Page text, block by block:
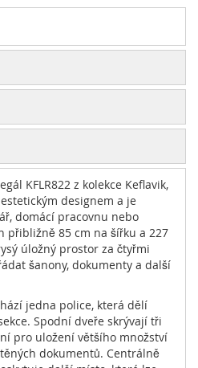
KFLR822 z kolekce Keflavik,
designem a je
domácí pracovnu nebo
přibližně 85 cm na šířku a 227
úložný prostor za čtyřmi
šanony, dokumenty a další
jedna police, která dělí
Spodní dveře skrývají tři
pro uložení většího množství
dokumentů. Centrálně